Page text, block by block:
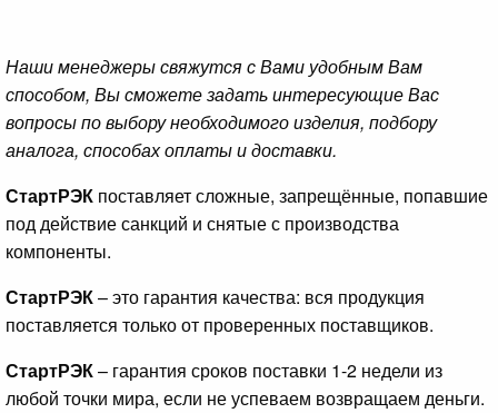
Наши менеджеры свяжутся с Вами удобным Вам
способом, Вы сможете задать интересующие Вас
вопросы по выбору необходимого изделия, подбору
аналога, способах оплаты и доставки.
СтартРЭК поставляет сложные, запрещённые, попавшие
под действие санкций и снятые с производства
компоненты.
СтартРЭК– это гарантия качества: вся продукция
поставляется только от проверенных поставщиков.
СтартРЭК– гарантия сроков поставки 1-2 недели из
любой точки мира, если не успеваем возвращаем деньги.